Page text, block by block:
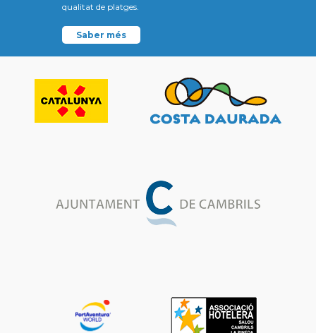
qualitat de platges.
Saber més